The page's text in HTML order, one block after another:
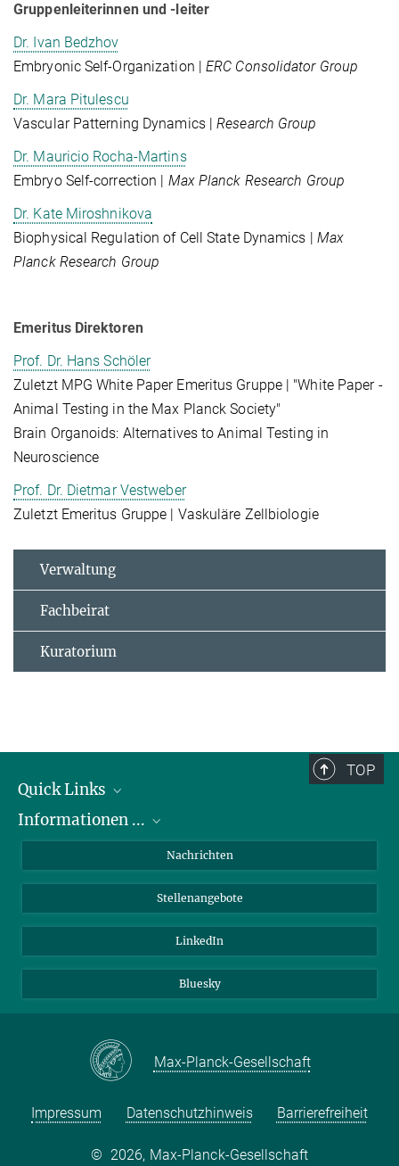
Gruppenleiterinnen und -leiter
Dr. Ivan Bedzhov
Embryonic Self-Organization | ERC Consolidator Group
Dr. Mara Pitulescu
Vascular Patterning Dynamics |Research Group
Dr. Mauricio Rocha-Martins
Embryo Self-correction | Max Planck Research Group
Dr. Kate Miroshnikova
Biophysical Regulation of Cell State Dynamics | Max
Planck Research Group
Emeritus Direktoren
Prof. Dr. Hans Schöler
Zuletzt MPG White Paper Emeritus Gruppe | "White Paper -
Animal Testing in the Max Planck Society"
Brain Organoids: Alternatives to Animal Testing in
Neuroscience
Prof. Dr. Dietmar Vestweber
Zuletzt Emeritus Gruppe | Vaskuläre Zellbiologie
Verwaltung
Fachbeirat
Kuratorium
TOP
Quick Links
Abteilungen
Verwaltung
Anfahrt
Informationen ...
zum PhD Programm
zu Praktika
für Patienten
für Schüler:innen und Lehrer:innen
Nachrichten
Stellenangebote
LinkedIn
Bluesky
Max-Planck-Gesellschaft
Impressum Datenschutzhinweis Barrierefreiheit
© 2026, Max-Planck-Gesellschaft